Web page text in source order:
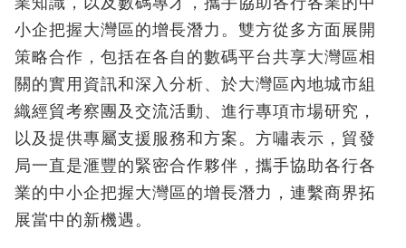
小企把握大灣區的增長潛力。雙方從多方面展開
策略合作，包括在各自的數碼平台共享大灣區相
關的實用資訊和深入分析、於大灣區內地城市組
織經貿考察團及交流活動、進行專項市場研究，
以及提供專屬支援服務和方案。方嘯表示，貿發
局一直是滙豐的緊密合作夥伴，攜手協助各行各
業的中小企把握大灣區的增長潛力，連繫商界拓
展當中的新機遇。